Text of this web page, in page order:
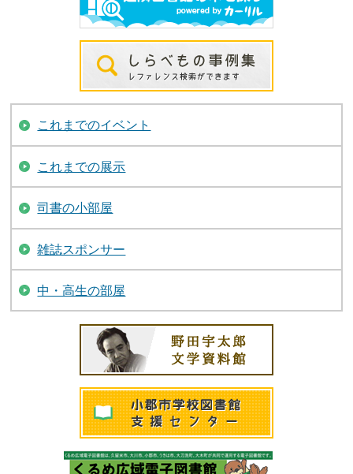
これまでのイベント
これまでの展示
司書の小部屋
雑誌スポンサー
中・高生の部屋